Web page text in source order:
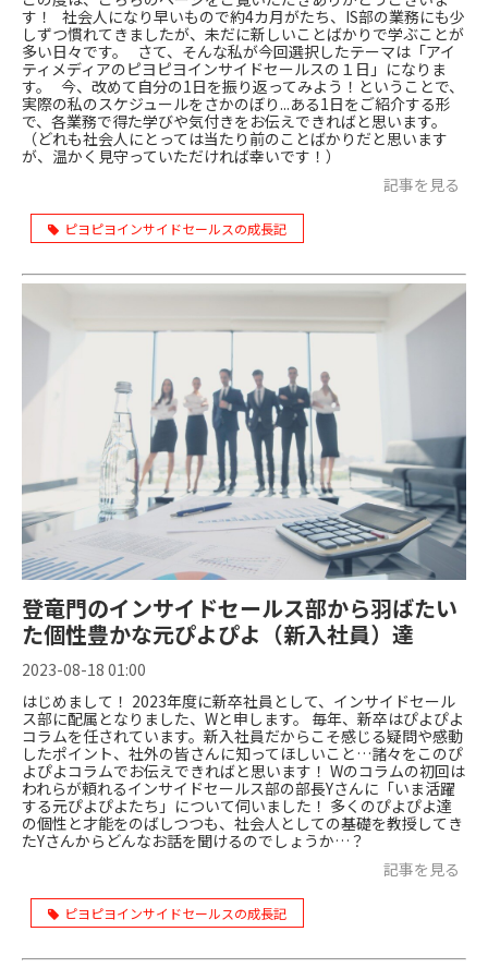
す！ 社会人になり早いもので約4カ月がたち、IS部の業務にも少
しずつ慣れてきましたが、未だに新しいことばかりで学ぶことが
多い日々です。 さて、そんな私が今回選択したテーマは「アイ
ティメディアのピヨピヨインサイドセールスの１日」になりま
す。 今、改めて自分の1日を振り返ってみよう！ということで、
実際の私のスケジュールをさかのぼり...ある1日をご紹介する形
で、各業務で得た学びや気付きをお伝えできればと思います。
（どれも社会人にとっては当たり前のことばかりだと思います
が、温かく見守っていただければ幸いです！）
記事を見る
ピヨピヨインサイドセールスの成長記
登竜門のインサイドセールス部から羽ばたい
た個性豊かな元ぴよぴよ（新入社員）達
2023-08-18 01:00
はじめまして！ 2023年度に新卒社員として、インサイドセール
ス部に配属となりました、Wと申します。 毎年、新卒はぴよぴよ
コラムを任されています。新入社員だからこそ感じる疑問や感動
したポイント、社外の皆さんに知ってほしいこと…諸々をこのぴ
よぴよコラムでお伝えできればと思います！ Wのコラムの初回は
われらが頼れるインサイドセールス部の部長Yさんに「いま活躍
する元ぴよぴよたち」について伺いました！ 多くのぴよぴよ達
の個性と才能をのばしつつも、社会人としての基礎を教授してき
たYさんからどんなお話を聞けるのでしょうか…？
記事を見る
ピヨピヨインサイドセールスの成長記